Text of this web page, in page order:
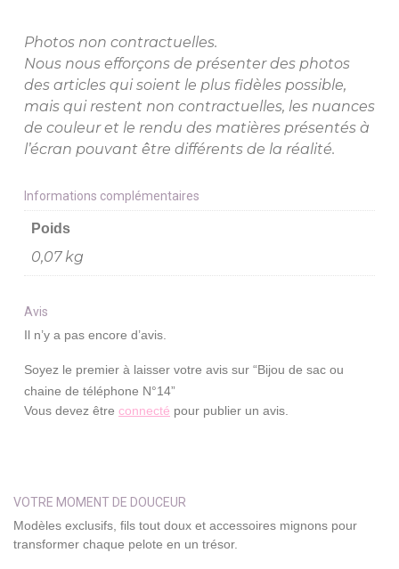
Photos non contractuelles.
Nous nous efforçons de présenter des photos
des articles qui soient le plus fidèles possible,
mais qui restent non contractuelles, les nuances
de couleur et le rendu des matières présentés à
l’écran pouvant être différents de la réalité.
Informations complémentaires
Poids
0,07 kg
Avis
Il n’y a pas encore d’avis.
Soyez le premier à laisser votre avis sur “Bijou de sac ou
chaine de téléphone N°14”
Vous devez être connecté pour publier un avis.
VOTRE MOMENT DE DOUCEUR
Modèles exclusifs, fils tout doux et accessoires mignons pour
transformer chaque pelote en un trésor.